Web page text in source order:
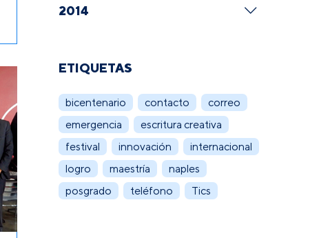
2014
ETIQUETAS
bicentenario contacto
correo
emergencia
escritura creativa
festival
innovación
internacional
logro
maestría
naples
posgrado
teléfono Tics